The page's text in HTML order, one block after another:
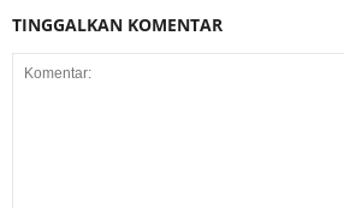
TINGGALKAN KOMENTAR